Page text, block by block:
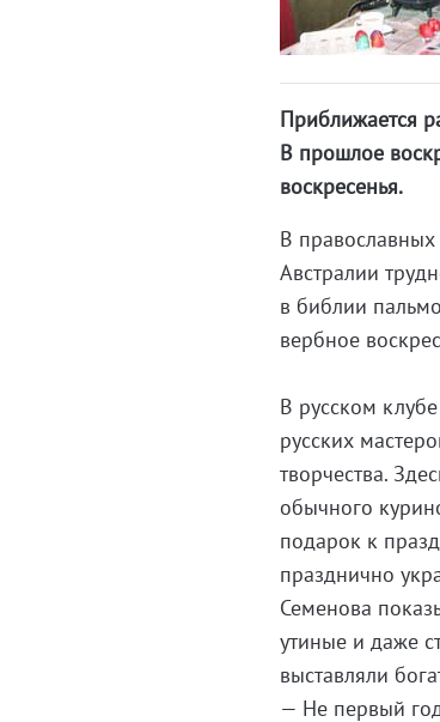
Приближается
В прошлое
воскресенья.
В
Австралии
в библии
вербное
В русском
русских
творчества.
обычного
подарок к
празднично
Семенова
утиные и даже
выставляли
— Не первый